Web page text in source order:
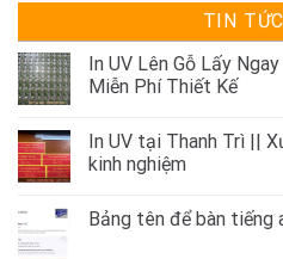
TIN
In UV Lên Gỗ Lấy
Miễn Phí Thiết Kế
In UV tại Thanh Trì ||
kinh nghiệm
Bảng tên để bàn tiếng